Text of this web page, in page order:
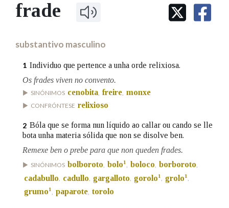
IDENTIDADE CORPORATIVA
MARCIAL DEL ADALID
FIGURAS HOMENAXEADAS
PRIMAVERA DAS LETRAS
PORTAL DAS PALABRAS
Facebook
TwitterYoutubeInstagram
Bluesky
BUSCAR NOS LEMAS
BUSCAR NO CONTIDO
Nas definicións
frade
substantivo masculino
1 Individuo que pertence a unha orde relixiosa.
Os frades viven no convento.
SINÓNIMOS cenobita freire monxe
CONFRÓNTESE relixioso
2 Bóla que se forma nun líquido ao callar ou cando se lle
bota unha materia sólida que non se disolve ben.
Remexe ben o prebe para que non queden frades.
SINÓNIMOS bolboroto, bolo1, boloco, borboroto,
cadabullo, cadullo, gargalloto, gorolo1, grolo1,
grumo1 paparote torolo